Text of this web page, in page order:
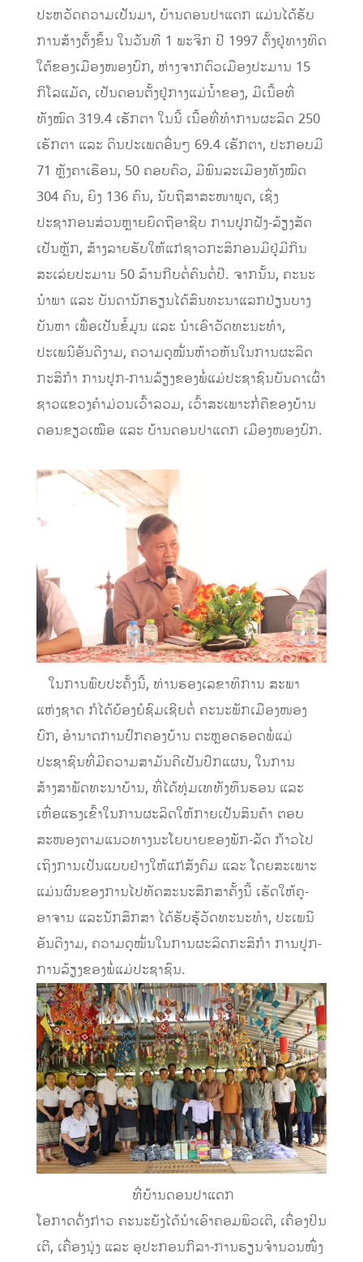
ປະຫວັດຄວາມເປັນມາ, ບ້ານດອນປາແດກ ແມ່ນໄດ້ຮັບ
ການສ້າງຕັ້ງຂຶ້ນ ໃນວັນທີ 1 ພະຈິກ ປີ 1997 ຕັ້ງຢູ່ທາງທິດ
ໃຕ້ຂອງເມືອງໜອງບົກ, ຫ່າງຈາກຕົວເມືອງປະມານ 15
ກິໂລແມັດ, ເປັນດອນຕັ້ງຢູ່ກາງແມ່ນໍ້າຂອງ, ມີເນື້ອທີ່
ທັງໝົດ 319.4 ເຮັກຕາ ໃນນີ້ ເນື້ອທີ່ທຳການຜະລິດ 250
ເຮັກຕາ ແລະ ດິນປະເພດອື່ນໆ 69.4 ເຮັກຕາ, ປະກອບມີ
71 ຫຼັງຄາເຮືອນ, 50 ຄອບຄົວ, ມີພົນລະເມືອງທັງໝົດ
304 ຄົນ, ຍິງ 136 ຄົນ, ນັບຖືສາສະໜາພຸດ, ເຊິ່ງ
ປະຊາກອນສ່ວນຫຼາຍຍຶດຖືອາຊີບ ການປູກຝັງ-ລ້ຽງສັດ
ເປັນຫຼັກ, ສ້າງລາຍຮັບໃຫ້ແກ່ຊາວກະສິກອນມີຢູ່ມີກິນ
ສະເລ່ຍປະມານ 50 ລ້ານກີບຕໍ່ຄົນຕໍ່ປີ. ຈາກນັ້ນ, ຄະນະ
ນໍາພາ ແລະ ບັນດານັກຮຽນໄດ້ສົນທະນາແລກປ່ຽນບາງ
ບັນຫາ ເພື່ອເປັນຂໍ້ມູນ ແລະ ນຳເອົາວັດທະນະທຳ,
ປະເພນີອັນດີງາມ, ຄວາມດຸໝັ່ນຫ້າວຫັນໃນການຜະລິດ
ກະສິກຳ ການປູກ-ການລ້ຽງຂອງພໍ່ແມ່ປະຊາຊົນບັນດາເຜົ່າ
ຊາວແຂວງຄຳມ່ວນເວົ້າລວມ, ເວົ້າສະເພາະກໍ່ຄືຂອງບ້ານ
ດອນຂຽວເໝືອ ແລະ ບ້ານດອນປາແດກ ເມືອງໜອງບົກ.
ໃນການພົບປະຄັ້ງນີ້, ທ່ານຮອງເລຂາທິການ ສະພາ
ແຫ່ງຊາດ ກໍໄດ້ຍ້ອງຍໍຊົມເຊີຍຕໍ່ ຄະນະພັກເມືອງໜອງ
ບົກ, ອຳນາດການປົກຄອງບ້ານ ຕະຫຼອດຮອດພໍ່ແມ່
ປະຊາຊົນທີ່ມີຄວາມສາມັນຄີເປັນປຶກແຜນ, ໃນການ
ສ້າງສາພັດທະນາບ້ານ, ທີ່ໄດ້ທຸ່ມເທທັງທຶນຮອນ ແລະ
ເຫື່ອແຮງເຂົ້າໃນການຜະລິດໃຫ້ກາຍເປັນສິນຄ້າ ຕອບ
ສະໜອງຕາມແນວທາງນະໂຍບາຍຂອງພັກ-ລັດ ກ້າວໄປ
ເຖິງການເປັນແບບຢ່າງໃຫ້ແກ່ສັງຄົມ ແລະ ໂດຍສະເພາະ
ແມ່ນຜົນຂອງການໄປທັດສະນະສຶກສາຄັ້ງນີ້ ເຮັດໃຫ້ຄູ-
ອາຈານ ແລະນັກສຶກສາ ໄດ້ຮັບຮູ້ວັດທະນະທຳ, ປະເພນີ
ອັນດີງາມ, ຄວາມດຸໝັ່ນໃນການຜະລິດກະສິກຳ ການປູກ-
ການລ້ຽງຂອງພໍ່ແມ່ປະຊາຊົນ.
ທີ່ບ້ານດອນປາແດກ
ໂອກາດດັ່ງກ່າວ ຄະນະຍັງໄດ້ນຳເອົາຄອມພິວເຕີ, ເຄື່ອງປິນ
ເຕີ, ເຄື່ອງນຸ່ງ ແລະ ອຸປະກອນກິລາ-ການຮຽນຈຳນວນໜຶ່ງ